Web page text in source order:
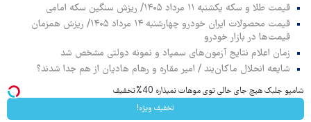
قیمت طلا و سکه یکشنبه ۱۱ مرداد ۱۴۰۵/ ریزش سنگین سکه امامی
قیمت محصولات ایران خودرو چهارشنبه ۱۴ مرداد ۱۴۰۵/ ریزش همزمان
قیمت‌ها در بازار خودرو
زمان اعلام نتایج آزمون‌های سمپاد و نمونه دولتی مشخص شد
شایعه انحلال ماکان‌بند / امیر مقاره و رهام هادیان از هم جدا شدند؟
شامپو جلبک هیچ جای خالی توی موهات نمیذاره 40%تخفیف
تخفیف ویژه!